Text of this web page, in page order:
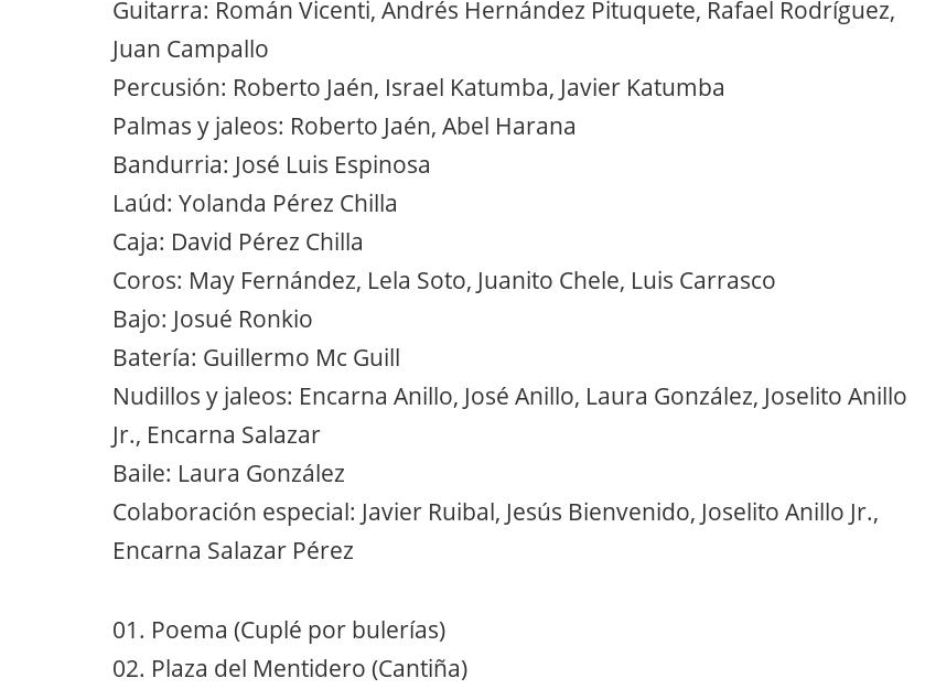
Guitarra: Román Vicenti, Andrés Hernández Pituquete, Rafael Rodríguez,
Juan Campallo
Percusión: Roberto Jaén, Israel Katumba, Javier Katumba
Palmas y jaleos: Roberto Jaén, Abel Harana
Bandurria: José Luis Espinosa
Laúd: Yolanda Pérez Chilla
Caja: David Pérez Chilla
Coros: May Fernández, Lela Soto, Juanito Chele, Luis Carrasco
Bajo: Josué Ronkio
Batería: Guillermo Mc Guill
Nudillos y jaleos: Encarna Anillo, José Anillo, Laura González, Joselito Anillo
Jr., Encarna Salazar
Baile: Laura González
Colaboración especial: Javier Ruibal, Jesús Bienvenido, Joselito Anillo Jr.,
Encarna Salazar Pérez
01. Poema (Cuplé por bulerías)
02. Plaza del Mentidero (Cantiña)